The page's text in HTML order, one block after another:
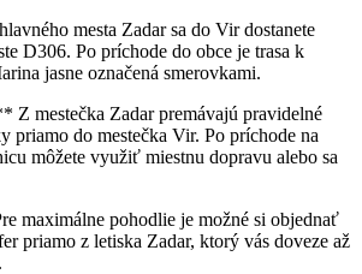
mesta Zadar sa do Vir dostanete
D306. Po príchode do obce je trasa k
jasne označená smerovkami.
Z mestečka Zadar premávajú pravidelné
priamo do mestečka Vir. Po príchode na
môžete využiť miestnu dopravu alebo sa
maximálne pohodlie je možné si objednať
priamo z letiska Zadar, ktorý vás doveze až